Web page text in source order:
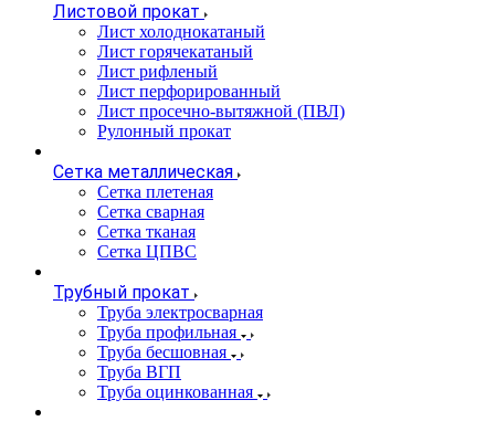
Листовой прокат
Лист холоднокатаный
Лист горячекатаный
Лист рифленый
Лист перфорированный
Лист просечно-вытяжной (ПВЛ)
Рулонный прокат
Сетка металлическая
Сетка плетеная
Сетка сварная
Сетка тканая
Сетка ЦПВС
Трубный прокат
Труба электросварная
Труба профильная
Труба бесшовная
Труба ВГП
Труба оцинкованная